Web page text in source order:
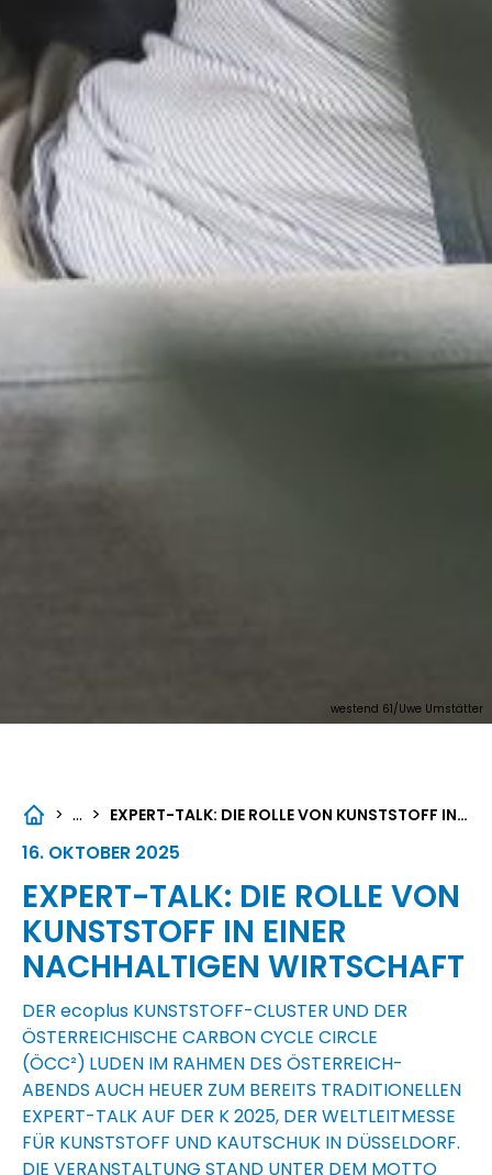
westend 61/Uwe Umstätter
> ... > EXPERT-TALK: DIE ROLLE VON KUNSTSTOFF IN EINER NACHHALTIGEN WIRTSCHAFT
16. OKTOBER 2025
EXPERT-TALK: DIE ROLLE VON
KUNSTSTOFF IN EINER
NACHHALTIGEN WIRTSCHAFT
DER ecoplus KUNSTSTOFF-CLUSTER UND DER
ÖSTERREICHISCHE CARBON CYCLE CIRCLE
(ÖCC²) LUDEN IM RAHMEN DES ÖSTERREICH-
ABENDS AUCH HEUER ZUM BEREITS TRADITIONELLEN
EXPERT-TALK AUF DER K 2025, DER WELTLEITMESSE
FÜR KUNSTSTOFF UND KAUTSCHUK IN DÜSSELDORF.
DIE VERANSTALTUNG STAND UNTER DEM MOTTO